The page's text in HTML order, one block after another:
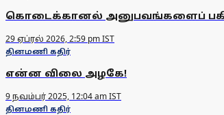
கொடைக்கானல் அனுபவங்களைப்
29 ஏப்ரல் 2026, 2:59 pm IST
தினமணி கதிர்
என்ன விலை அழகே!
9 நவம்பர் 2025, 12:04 am IST
தினமணி கதிர்